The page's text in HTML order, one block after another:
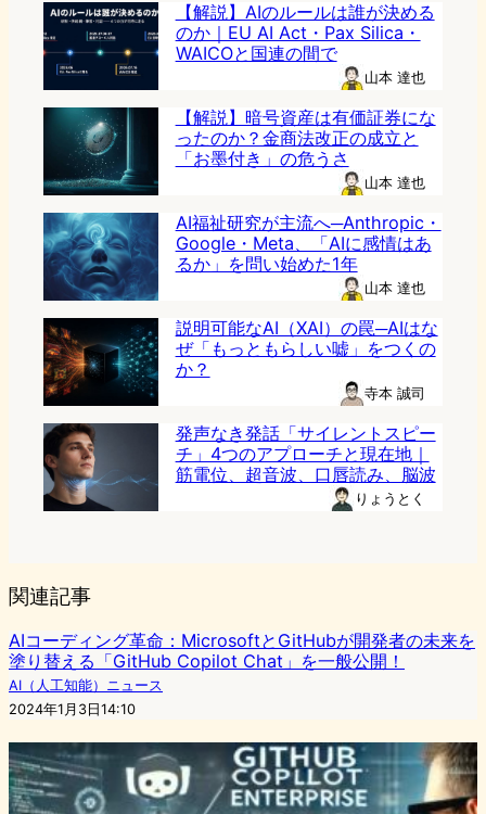
【解説】AIのルールは誰が決める
のか｜EU AI Act・Pax Silica・
WAICOと国連の間で
山本 達也
【解説】暗号資産は有価証券にな
ったのか？金商法改正の成立と
「お墨付き」の危うさ
山本 達也
AI福祉研究が主流へ─Anthropic・
Google・Meta、「AIに感情はあ
るか」を問い始めた1年
山本 達也
説明可能なAI（XAI）の罠─AIはな
ぜ「もっともらしい嘘」をつくの
か？
寺本 誠司
発声なき発話「サイレントスピー
チ」4つのアプローチと現在地｜
筋電位、超音波、口唇読み、脳波
りょうとく
関連記事
AIコーディング革命：MicrosoftとGitHubが開発者の未来を
塗り替える「GitHub Copilot Chat」を一般公開！
AI（人工知能）ニュース
2024年1月3日14:10